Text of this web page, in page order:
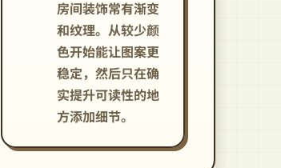
房间装饰常有渐变
和纹理。从较少颜
色开始能让图案更
稳定，然后只在确
实提升可读性的地
方添加细节。